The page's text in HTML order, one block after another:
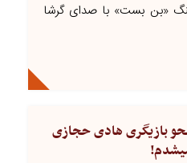
«بن بست» با صدای گرشا
بازیگری هادی حجازی